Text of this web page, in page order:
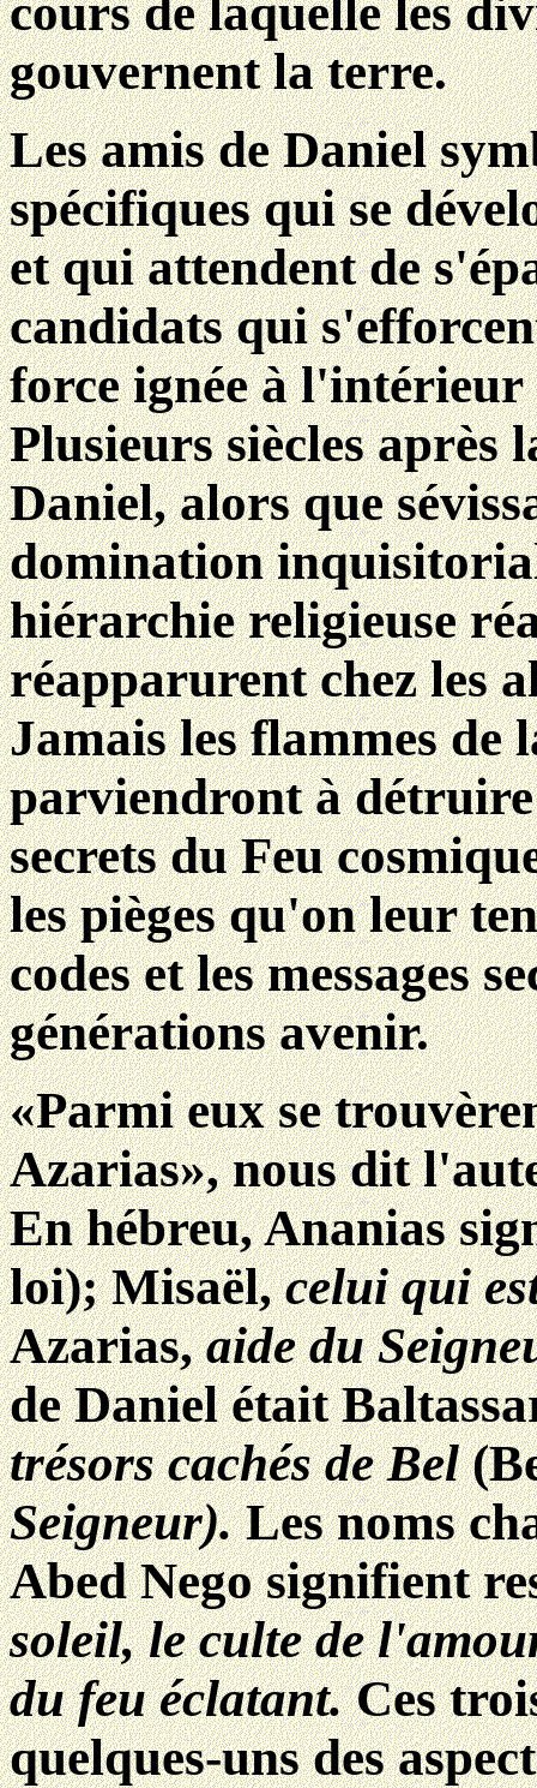
cours de laquelle les
gouvernent la terre.
Les amis de Daniel
spécifiques qui se
et qui attendent de
candidats qui
force ignée à l'intérieur
Plusieurs siècles
Daniel, alors que
domination
hiérarchie religieuse
réapparurent chez les
Jamais les flammes de
parviendront à détruire
secrets du Feu
les pièges qu'on leur
codes et les messages
générations avenir.
«Parmi eux se
Azarias», nous dit
En hébreu, Ananias
loi); Misaël,celui qui
Azarias,aide du
de Daniel était
trésors cachés de Bel
Seigneur).Les noms
Abed Nego signifient
soleil, le culte de
du feu éclatant.Ces
quelques-uns des